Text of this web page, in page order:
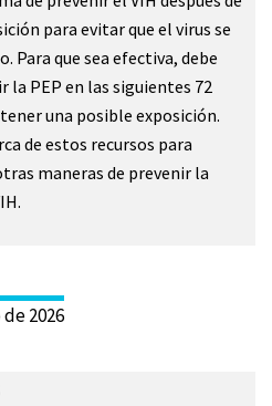
para evitar que el virus se
Para que sea efectiva, debe
la PEP en las siguientes 72
una posible exposición.
de estos recursos para
maneras de prevenir la
2026